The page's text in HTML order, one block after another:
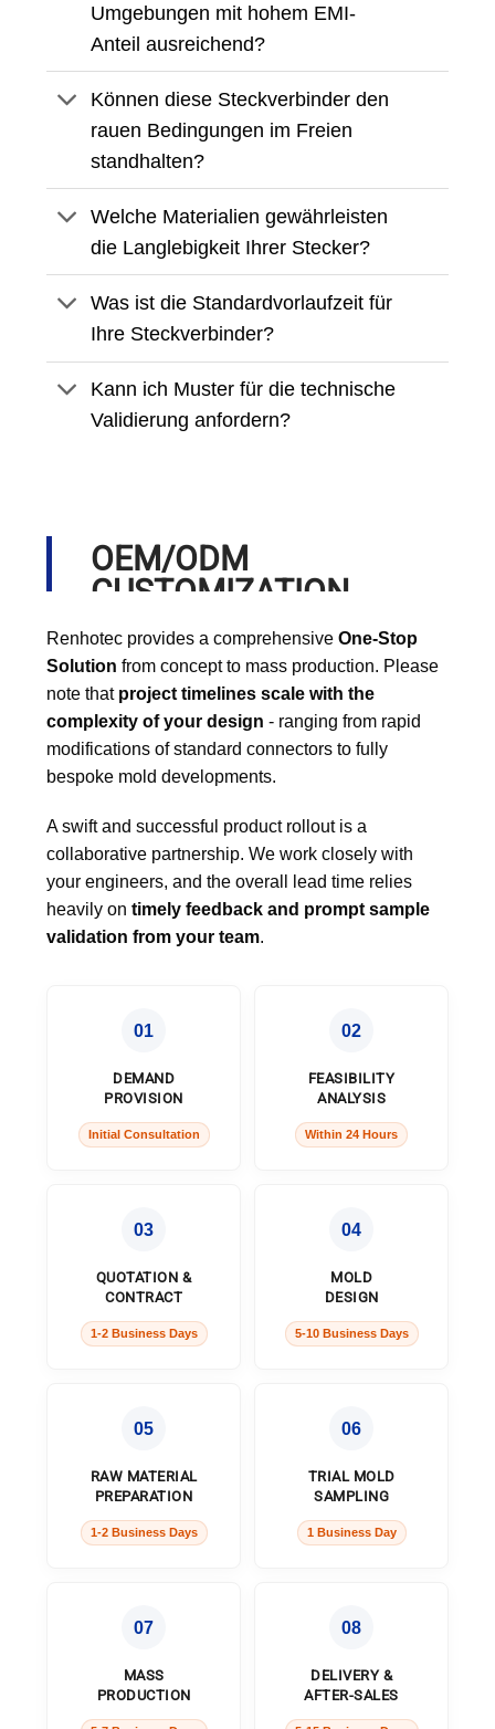
Umgebungen mit hohem EMI-
Anteil ausreichend?
Können diese Steckverbinder den
rauen Bedingungen im Freien
standhalten?
Welche Materialien gewährleisten
die Langlebigkeit Ihrer Stecker?
Was ist die Standardvorlaufzeit für
Ihre Steckverbinder?
Kann ich Muster für die technische
Validierung anfordern?
OEM/ODM
CUSTOMIZATION
PROCESS
Renhotec provides a comprehensive One-Stop
Solution from concept to mass production. Please
note that project timelines scale with the
complexity of your design - ranging from rapid
modifications of standard connectors to fully
bespoke mold developments.
A swift and successful product rollout is a
collaborative partnership. We work closely with
your engineers, and the overall lead time relies
heavily on timely feedback and prompt sample
validation from your team.
01
DEMAND
PROVISION
Initial Consultation
02
FEASIBILITY
ANALYSIS
Within 24 Hours
03
QUOTATION &
CONTRACT
1-2 Business Days
04
MOLD
DESIGN
5-10 Business Days
05
RAW MATERIAL
PREPARATION
1-2 Business Days
06
TRIAL MOLD
SAMPLING
1 Business Day
07
MASS
PRODUCTION
08
DELIVERY &
AFTER-SALES